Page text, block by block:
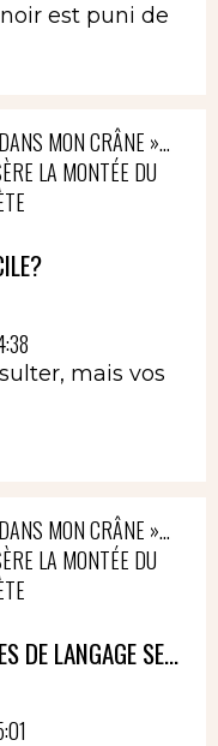
noir est puni de
MON CRÂNE »…
LA MONTÉE DU
mais vos
MON CRÂNE »…
LA MONTÉE DU
DE LANGAGE SE...